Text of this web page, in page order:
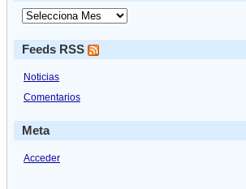
Feeds RSS
Noticias
Comentarios
Meta
Acceder